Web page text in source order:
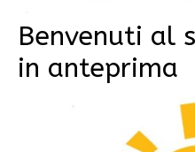
Benvenuti al
in anteprima